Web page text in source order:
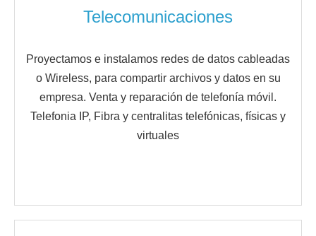
Telecomunicaciones
Proyectamos e instalamos redes de datos cableadas
o Wireless, para compartir archivos y datos en su
empresa. Venta y reparación de telefonía móvil.
Telefonia IP, Fibra y centralitas telefónicas, físicas y
virtuales